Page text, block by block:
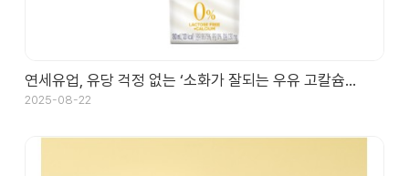
연세유업, 유당 걱정 없는 ‘소화가 잘되는 우유 고칼슘…
2025-08-22